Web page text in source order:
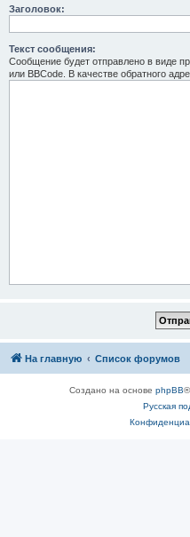
Заголовок:
Текст сообщения:
Сообщение будет отправлено в виде
или BBCode. В качестве обратного
На главную Список форумов
Создано на основе phpBB
Русская